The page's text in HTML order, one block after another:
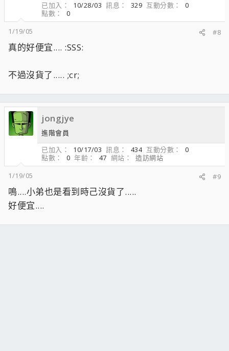
已加入 10/28/03 訊息 329 互動分數
0
點數
0
1/19/05
#8
真的好便宜.... :SSS:
不過沒貨了..... ;cr;
jongjye
進階會員
已加入
10/17/03 訊息 434 互動分數
0
點數
0 年齡 47 網站
造訪網站
1/19/05
#9
鳴....小弟也是看到時己沒貨了.....
好便宜....